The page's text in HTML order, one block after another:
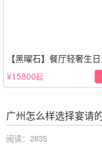
【黑曜石】餐厅轻奢生
划·黑金风格
¥15800起
广州怎么样选择宴请
阅读：2835